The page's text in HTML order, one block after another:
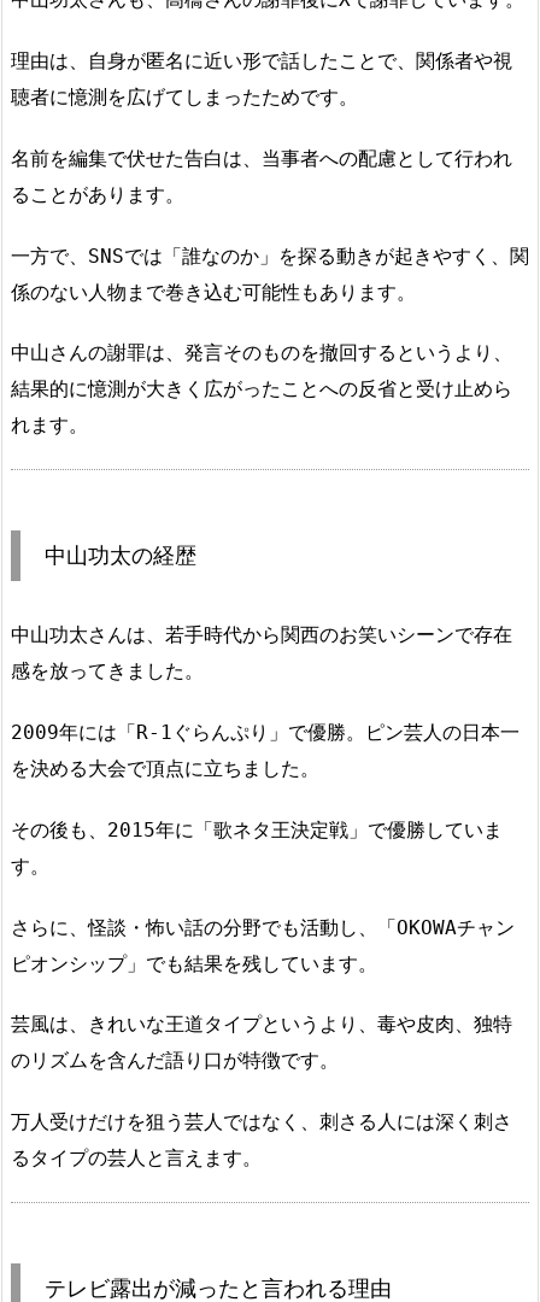
理由は、自身が匿名に近い形で話したことで、関係者や視
聴者に憶測を広げてしまったためです。
名前を編集で伏せた告白は、当事者への配慮として行われ
ることがあります。
一方で、SNSでは「誰なのか」を探る動きが起きやすく、関
係のない人物まで巻き込む可能性もあります。
中山さんの謝罪は、発言そのものを撤回するというより、
結果的に憶測が大きく広がったことへの反省と受け止めら
れます。
中山功太の経歴
中山功太さんは、若手時代から関西のお笑いシーンで存在
感を放ってきました。
2009年には「R-1ぐらんぷり」で優勝。ピン芸人の日本一
を決める大会で頂点に立ちました。
その後も、2015年に「歌ネタ王決定戦」で優勝していま
す。
さらに、怪談・怖い話の分野でも活動し、「OKOWAチャン
ピオンシップ」でも結果を残しています。
芸風は、きれいな王道タイプというより、毒や皮肉、独特
のリズムを含んだ語り口が特徴です。
万人受けだけを狙う芸人ではなく、刺さる人には深く刺さ
るタイプの芸人と言えます。
テレビ露出が減ったと言われる理由